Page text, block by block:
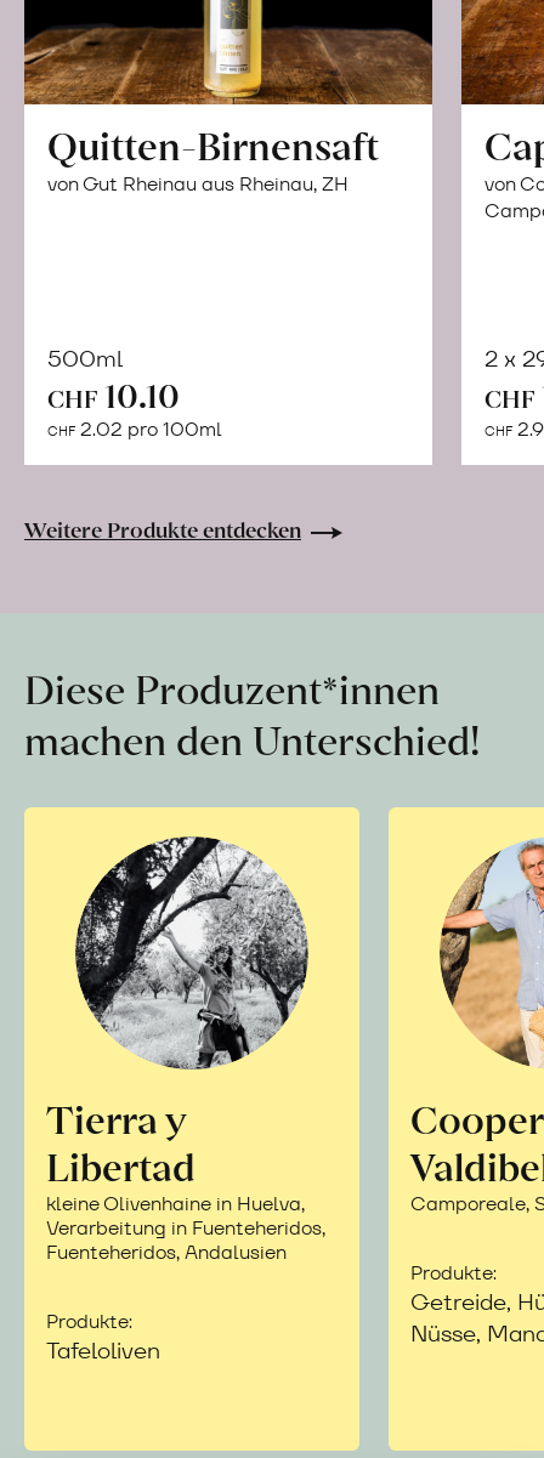
Quitten-Birnensaft
von Gut Rheinau aus Rheinau, ZH
500ml
CHF 10.10
CHF 2.02 pro 100ml
Warenkorb
von
2 x
CHF
CHF
Weitere Produkte entdecken
Diese Produzent*innen
machen den Unterschied!
Tierra y
Libertad
kleine Olivenhaine in Huelva,
Verarbeitung in Fuenteheridos,
Fuenteheridos, Andalusien
Produkte:
Tafeloliven
Camporeale,
Produkte:
Getreide,
Nüsse,